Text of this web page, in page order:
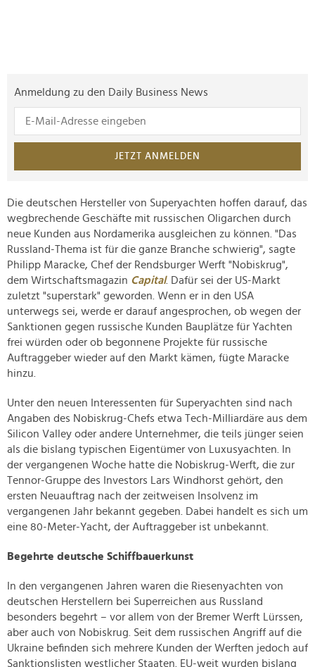
Anmeldung zu den Daily Business News
JETZT ANMELDEN
Die deutschen Hersteller von Superyachten hoffen darauf, das
wegbrechende Geschäfte mit russischen Oligarchen durch
neue Kunden aus Nordamerika ausgleichen zu können. "Das
Russland-Thema ist für die ganze Branche schwierig", sagte
Philipp Maracke, Chef der Rendsburger Werft "Nobiskrug",
dem Wirtschaftsmagazin Capital. Dafür sei der US-Markt
zuletzt "superstark" geworden. Wenn er in den USA
unterwegs sei, werde er darauf angesprochen, ob wegen der
Sanktionen gegen russische Kunden Bauplätze für Yachten
frei würden oder ob begonnene Projekte für russische
Auftraggeber wieder auf den Markt kämen, fügte Maracke
hinzu.
Unter den neuen Interessenten für Superyachten sind nach
Angaben des Nobiskrug-Chefs etwa Tech-Milliardäre aus dem
Silicon Valley oder andere Unternehmer, die teils jünger seien
als die bislang typischen Eigentümer von Luxusyachten. In
der vergangenen Woche hatte die Nobiskrug-Werft, die zur
Tennor-Gruppe des Investors Lars Windhorst gehört, den
ersten Neuauftrag nach der zeitweisen Insolvenz im
vergangenen Jahr bekannt gegeben. Dabei handelt es sich um
eine 80-Meter-Yacht, der Auftraggeber ist unbekannt.
Begehrte deutsche Schiffbauerkunst
In den vergangenen Jahren waren die Riesenyachten von
deutschen Herstellern bei Superreichen aus Russland
besonders begehrt – vor allem von der Bremer Werft Lürssen,
aber auch von Nobiskrug. Seit dem russischen Angriff auf die
Ukraine befinden sich mehrere Kunden der Werften jedoch auf
Sanktionslisten westlicher Staaten. EU-weit wurden bislang